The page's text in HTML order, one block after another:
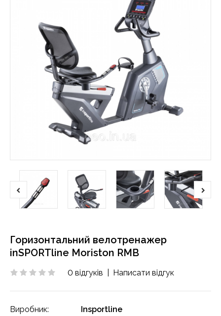
Горизонтальний велотренажер
inSPORTline Moriston RMB
0 відгуків Написати відгук
Виробник:
Insportline